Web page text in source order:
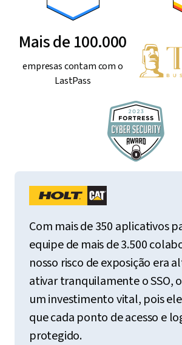
Mais de 100.000
empresas contam com o
LastPass
Com mais de 350 aplicativos
equipe de mais de 3.500
nosso risco de exposição era
ativar tranquilamente o SSO,
um investimento vital, pois
que cada ponto de acesso e
protegido.